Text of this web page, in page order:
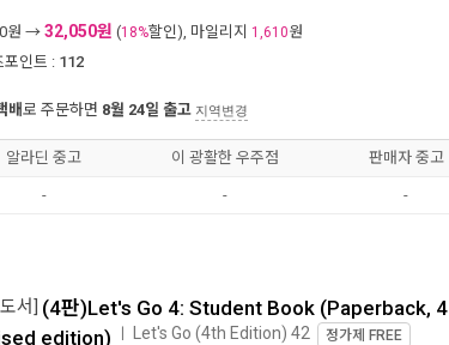
원 → 32,050원 (18%할인), 마일리지 1,610원
포인트 : 112
배로 주문하면 8월 24일 출고 지역변경
알라딘 중고 이 광활한 우주점 판매자 중고
- - -
서] (4판)Let's Go 4: Student Book (Paperback, 4
edition) Let's Go (4th Edition) 42 정가제 FREE